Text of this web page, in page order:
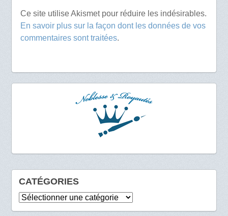
Ce site utilise Akismet pour réduire les indésirables.
En savoir plus sur la façon dont les données de vos
commentaires sont traitées.
CATÉGORIES
Catégories